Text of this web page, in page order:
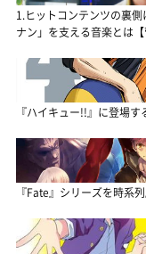
1.ヒットコンテンツの裏
ナン」を支える音楽とは【
『ハイキュー!!』に登場す
『Fate』シリーズを時系